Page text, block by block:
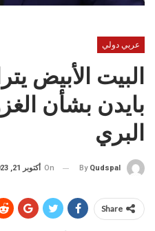
عربي دولي
البيت الأبيض
بايدن بشأن
البري
By Qudspal
On أكتوبر 21, 2023
Share